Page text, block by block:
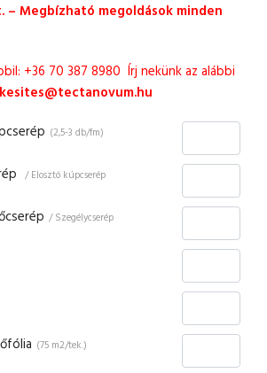
– Megbízható megoldások minden
+36 70 387 8980 Írj nekünk az alábbi
(2,5-3 db/fm)
/ Elosztó kúpcserép
/ Szegélycserép
(75 m2/tek.)